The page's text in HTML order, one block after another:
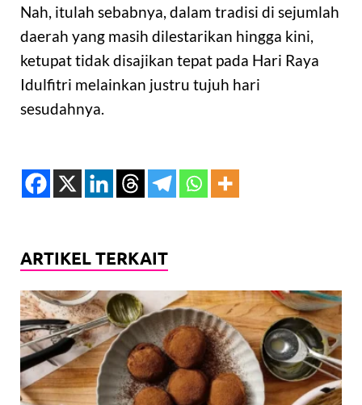
Nah, itulah sebabnya, dalam tradisi di sejumlah
daerah yang masih dilestarikan hingga kini,
ketupat tidak disajikan tepat pada Hari Raya
Idulfitri melainkan justru tujuh hari
sesudahnya.
ARTIKEL TERKAIT